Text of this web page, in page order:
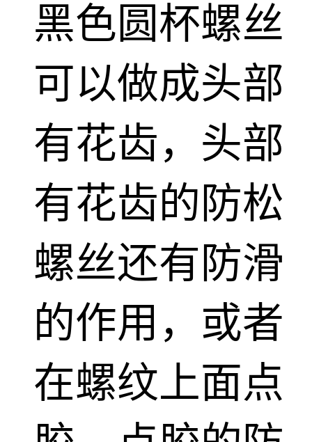
黑色圆杯螺丝
可以做成头部
有花齿，头部
有花齿的防松
螺丝还有防滑
的作用，或者
在螺纹上面点